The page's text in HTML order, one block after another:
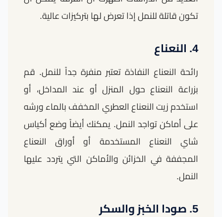
تكون قاتلة للنمل إذا تعرض لها بتركيزات عالية.
4. النعناع
رائحة النعناع النفاذة تعتبر منفرة جداً للنمل. قم
بزراعة النعناع حول المنزل أو عند المداخل، أو
استخدم زيت النعناع العطري المخفف بالماء ورشه
على أماكن تواجد النمل. يمكنك أيضاً وضع أكياس
شاي النعناع المستخدمة أو أوراق النعناع
المجففة في الخزائن والأماكن التي يتردد عليها
النمل.
5. صودا الخبز والسكر